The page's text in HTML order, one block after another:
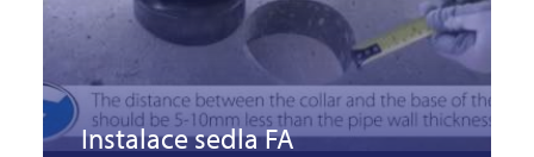
Instalace sedla FA